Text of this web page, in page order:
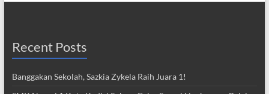
Recent Posts
Banggakan Sekolah, Sazkia Zykela Raih Juara 1!